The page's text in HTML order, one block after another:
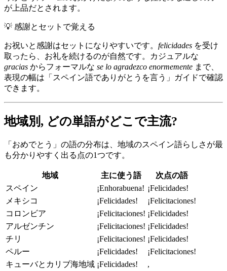
が上品だとされます。
💡 感謝とセットで覚える
お祝いと感謝はセットになりやすいです。 felicidades を受け
取ったら、お礼を続けるのが自然です。カジュアルな
gracias からフォーマルな se lo agradezco enormemente まで、
表現の幅は「スペイン語でありがとうを言う」ガイドで確認
できます。
地域別, どの単語がどこで主流?
「おめでとう」の語の分布は、地域のスペイン語らしさが最
も分かりやすく出る点の1つです。
地域 主に使う語
次点の語
スペイン
¡Enhorabuena! ¡Felicidades!
メキシコ
¡Felicidades!
¡Felicitaciones!
コロンビア
¡Felicitaciones! ¡Felicidades!
アルゼンチン
¡Felicitaciones! ¡Felicidades!
チリ
¡Felicitaciones! ¡Felicidades!
ペルー
¡Felicidades!
¡Felicitaciones!
キューバとカリブ海地域 ¡Felicidades!
,